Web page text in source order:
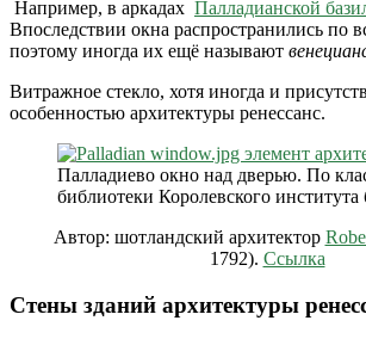
Например, в аркадах Палладианской
Впоследствии окна распространились по
поэтому иногда их ещё называют
Витражное стекло, хотя иногда и
особенностью архитектуры ренессанс.
Палладиево окно над дверью. По
библиотеки Королевского
Автор: шотландский архитектор
1792). Ссылка
Стены зданий архитектуры